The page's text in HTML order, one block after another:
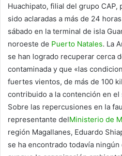
Huachipato, filial del grupo CAP,
sido aclaradas a más de 24
sábado en la terminal de isla
noroeste de Puerto Natales. La
se han logrado recuperar cerca
contaminada y que «las
fuertes vientos, de más de 100
contribuido a la contención en el
Sobre las repercusiones en la
representante delMinisterio de
región Magallanes, Eduardo
se ha encontrado todavía